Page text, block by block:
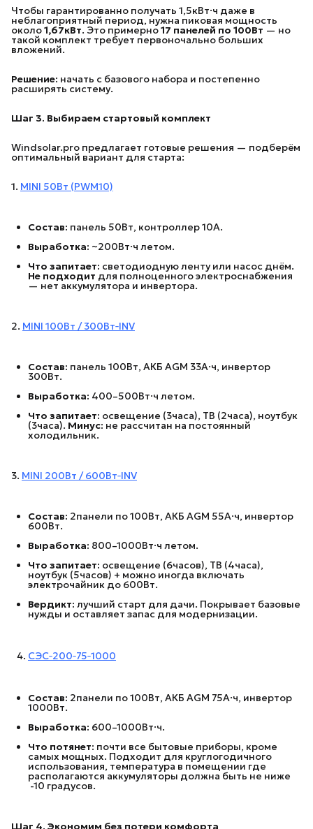
Чтобы гарантированно получать 1,5кВт·ч даже в
неблагоприятный период, нужна пиковая мощность
около1,67кВт. Это примерно17 панелей по 100Вт — но
такой комплект требует первоночально больших
вложений.
Решение: начать с базового набора и постепенно
расширять систему.
Шаг 3. Выбираем стартовый комплект
Windsolar.pro предлагает готовые решения — подберём
оптимальный вариант для старта:
1. MINI 50Вт (PWM10)
Состав: панель 50Вт, контроллер 10А.
Выработка: ~200Вт·ч летом.
Что запитает: светодиодную ленту или насос днём.
Не подходит для полноценного электроснабжения
— нет аккумулятора и инвертора.
2. MINI 100Вт / 300Вт‑INV
Состав: панель 100Вт, АКБ AGM 33А·ч, инвертор
300Вт.
Выработка: 400–500Вт·ч летом.
Что запитает: освещение (3часа), ТВ (2часа), ноутбук
(3часа). Минус: не рассчитан на постоянный
холодильник.
3. MINI 200Вт / 600Вт‑INV
Состав: 2панели по 100Вт, АКБ AGM 55А·ч, инвертор
600Вт.
Выработка: 800–1000Вт·ч летом.
Что запитает: освещение (6часов), ТВ (4часа),
ноутбук (5часов) + можно иногда включать
электрочайник до 600Вт.
Вердикт: лучший старт для дачи. Покрывает базовые
нужды и оставляет запас для модернизации.
СЭС‑200‑75‑1000
Состав: 2панели по 100Вт, АКБ AGM 75А·ч, инвертор
1000Вт.
Выработка: 600–1000Вт·ч.
Что потянет: почти все бытовые приборы, кроме
самых мощных. Подходит для круглогодичного
использования, температура в помещении где
располагаются аккумуляторы должна быть не ниже
-10 градусов.
Шаг 4. Экономим без потери комфорта